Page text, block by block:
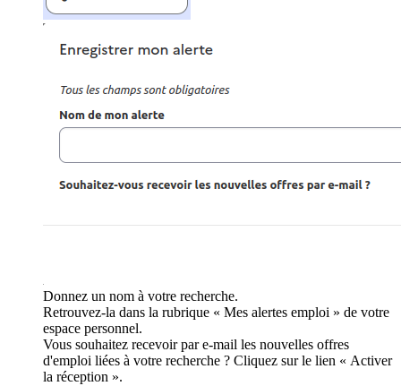
Donnez un nom à votre recherche.
Retrouvez-la dans la rubrique « Mes alertes emploi » de votre
espace personnel.
Vous souhaitez recevoir par e-mail les nouvelles offres
d'emploi liées à votre recherche ? Cliquez sur le lien « Activer
la réception ».